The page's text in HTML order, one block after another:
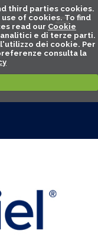
third parties cookies.
of cookies. To find
read our Cookie
e di terze parti.
dei cookie. Per
consulta la